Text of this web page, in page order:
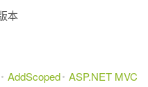
本
AddScoped ASP.NET MVC